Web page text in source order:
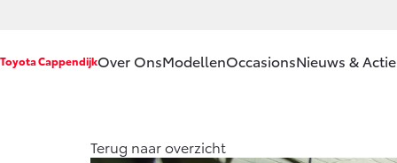
Toyota CappendijkOver OnsModellen
HYBRIDE
OccasionsNieuws &
Terug naar overzicht